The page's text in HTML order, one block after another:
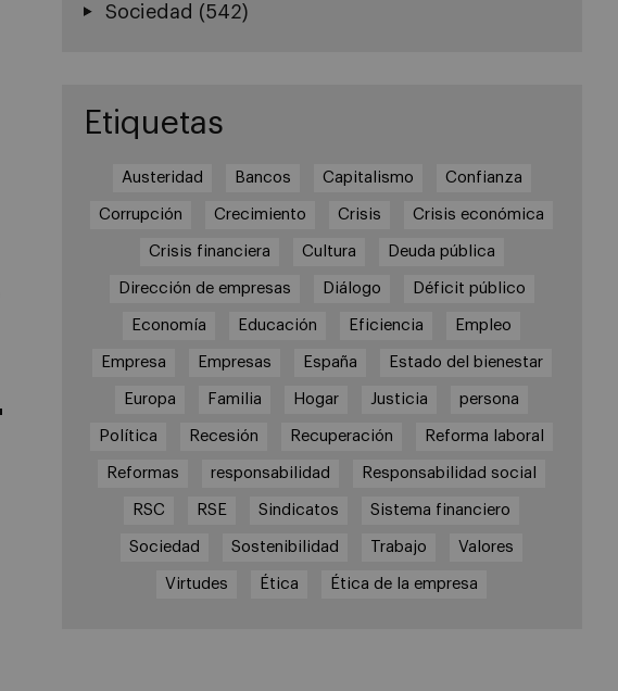
Sociedad (542)
Etiquetas
Austeridad Bancos Capitalismo Confianza
Corrupción Crecimiento Crisis Crisis económica
Crisis financiera Cultura Deuda pública
Dirección de empresas Diálogo Déficit público
Economía Educación Eficiencia Empleo
Empresa Empresas España Estado del bienestar
Europa Familia Hogar Justicia persona
Política Recesión Recuperación Reforma laboral
Reformas responsabilidad Responsabilidad social
RSC RSE Sindicatos Sistema financiero
Sociedad Sostenibilidad Trabajo Valores
Virtudes Ética Ética de la empresa